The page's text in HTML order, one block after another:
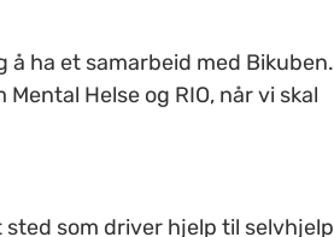
ha et samarbeid med Bikuben.
Helse og RIO, når vi skal
som driver hjelp til selvhjelp